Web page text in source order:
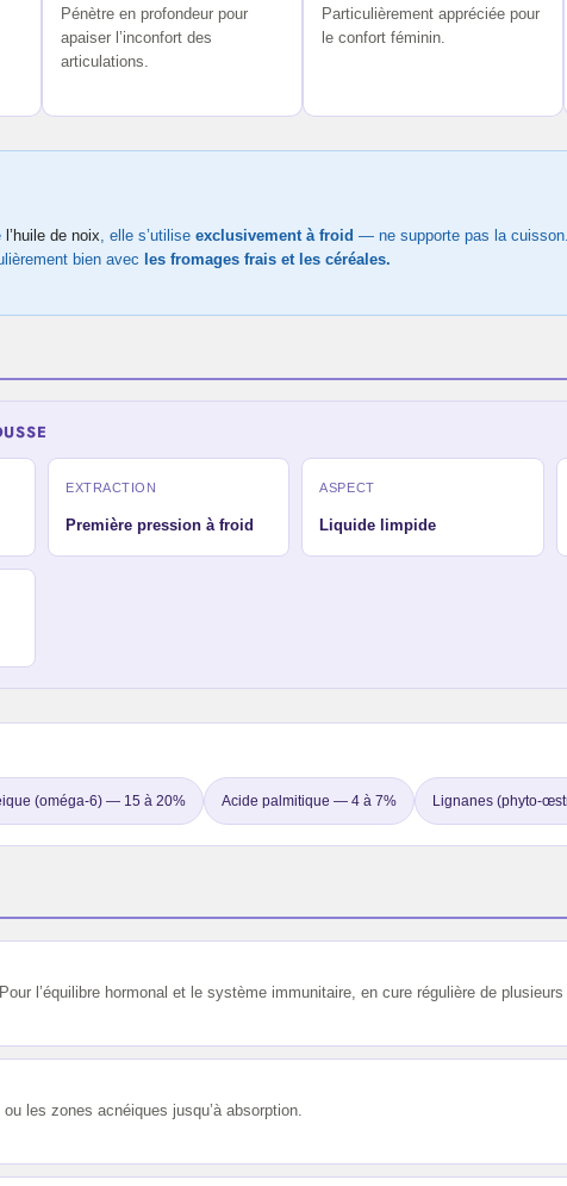
Pénètre en profondeur pour
apaiser l’inconfort des
articulations.
Particulièrement appréciée pour
le confort féminin.
l’huile de noix, elle s’utilise exclusivement à froid — ne supporte pas la
bien avec les fromages frais et les céréales.
EXTRACTION
Première pression à froid
ASPECT
Liquide limpide
(oméga-6) — 15 à 20% Acide palmitique — 4 à 7% Lignanes (phyto-
l’équilibre hormonal et le système immunitaire, en cure régulière de plusieurs
les zones acnéiques jusqu’à absorption.